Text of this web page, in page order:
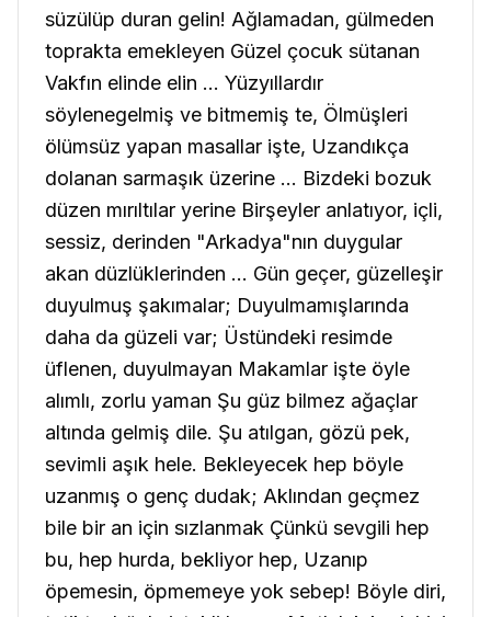
süzülüp duran gelin! Ağlamadan, gülmeden
toprakta emekleyen Güzel çocuk sütanan
Vakfın elinde elin ... Yüzyıllardır
söylenegelmiş ve bitmemiş te, Ölmüşleri
ölümsüz yapan masallar işte, Uzandıkça
dolanan sarmaşık üzerine ... Bizdeki bozuk
düzen mırıltılar yerine Birşeyler anlatıyor, içli,
sessiz, derinden "Arkadya"nın duygular
akan düzlüklerinden ... Gün geçer, güzelleşir
duyulmuş şakımalar; Duyulmamışlarında
daha da güzeli var; Üstündeki resimde
üflenen, duyulmayan Makamlar işte öyle
alımlı, zorlu yaman Şu güz bilmez ağaçlar
altında gelmiş dile. Şu atılgan, gözü pek,
sevimli aşık hele. Bekleyecek hep böyle
uzanmış o genç dudak; Aklından geçmez
bile bir an için sızlanmak Çünkü sevgili hep
bu, hep hurda, bekliyor hep, Uzanıp
öpemesin, öpmemeye yok sebep! Böyle diri,